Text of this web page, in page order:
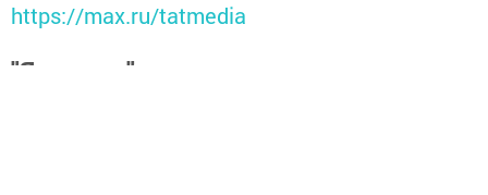
https://max.ru/tatmedia
"Якты юл" газетасына язылыгыз